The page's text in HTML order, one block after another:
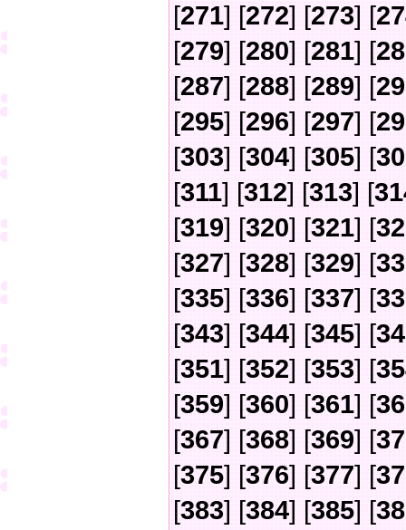
[271] [272] [273] [
[279] [280] [281] [
[287] [288] [289] [
[295] [296] [297] [
[303] [304] [305] [
[311] [312] [313] [
[319] [320] [321] [
[327] [328] [329] [
[335] [336] [337] [
[343] [344] [345] [
[351] [352] [353] [
[359] [360] [361] [
[367] [368] [369] [
[375] [376] [377] [
[383] [384] [385] [